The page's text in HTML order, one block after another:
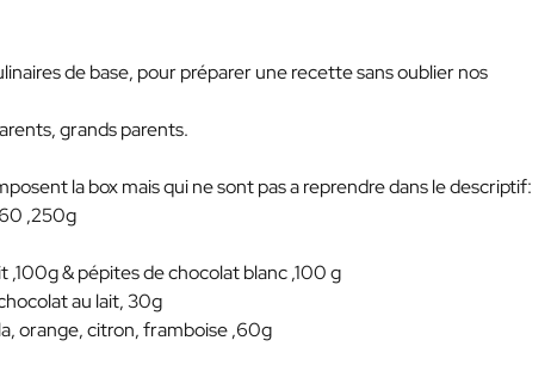
de base, pour préparer une recette sans oublier nos
grands parents.
la box mais qui ne sont pas a reprendre dans le descriptif:
,250g
,100g & pépites de chocolat blanc ,100 g
au lait, 30g
orange, citron, framboise ,60g